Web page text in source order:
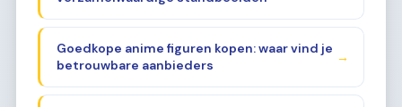
Goedkope anime figuren kopen: waar vind je
betrouwbare aanbieders
→